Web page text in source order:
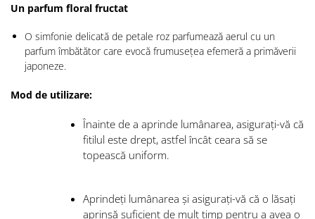
Un parfum floral fructat
O simfonie delicată de petale roz parfumează aerul cu un
parfum îmbătător care evocă frumusețea efemeră a primăverii
japoneze.
Mod de utilizare:
Înainte de a aprinde lumânarea, asigurați-vă că
fitilul este drept, astfel încât ceara să se
topească uniform.
Aprindeți lumânarea și asigurați-vă că o lăsați
aprinsă suficient de mult timp pentru a avea o